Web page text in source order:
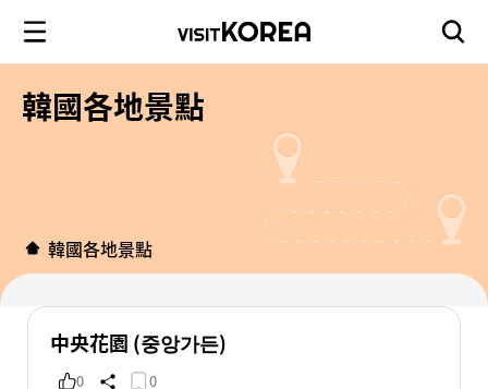
韓國各地景點
韓國各地景點
中央花園 (중앙가든)
0 0